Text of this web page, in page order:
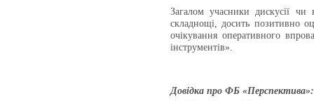
Загалом учасники дискусії
складнощі, досить позитивно
очікування оперативного
інструментів».
Довідка про ФБ «Перспектива»: